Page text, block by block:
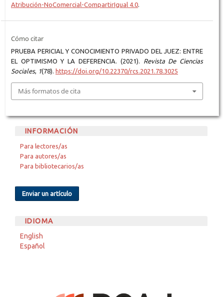
Atribución-NoComercial-CompartirIgual 4.0.
Cómo citar
PRUEBA PERICIAL Y CONOCIMIENTO PRIVADO DEL JUEZ: ENTRE
EL OPTIMISMO Y LA DEFERENCIA. (2021).
Revista De Ciencias
Sociales, 1(78). https://doi.org/10.22370/rcs.2021.78.3025
Más formatos de cita
INFORMACIÓN
Para lectores/as
Para autores/as
Para bibliotecarios/as
Enviar un artículo
IDIOMA
English
Español